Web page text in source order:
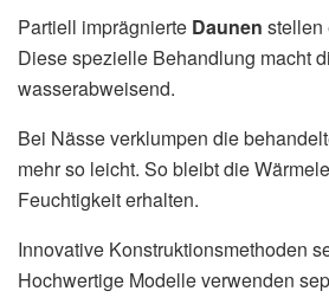
Partiell imprägnierte Daunen stellen
Diese spezielle Behandlung macht
wasserabweisend.
Bei Nässe verklumpen die
mehr so leicht. So bleibt die
Feuchtigkeit erhalten.
Innovative Konstruktionsmethoden
Hochwertige Modelle verwenden